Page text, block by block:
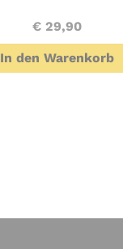
€ 29,90
In den Warenkorb